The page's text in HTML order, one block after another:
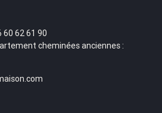
60 62 61 90
cheminées anciennes :